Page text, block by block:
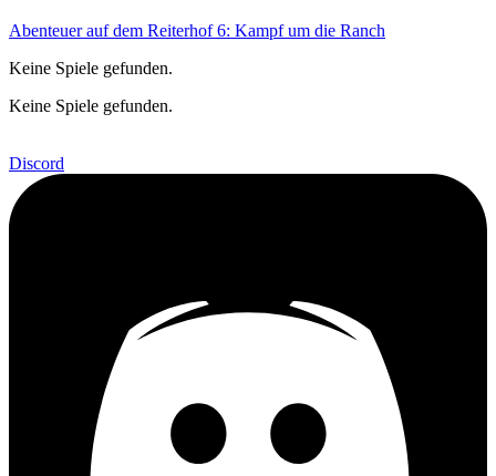
Abenteuer auf dem Reiterhof 6: Kampf um die Ranch
Keine Spiele gefunden.
Keine Spiele gefunden.
Discord